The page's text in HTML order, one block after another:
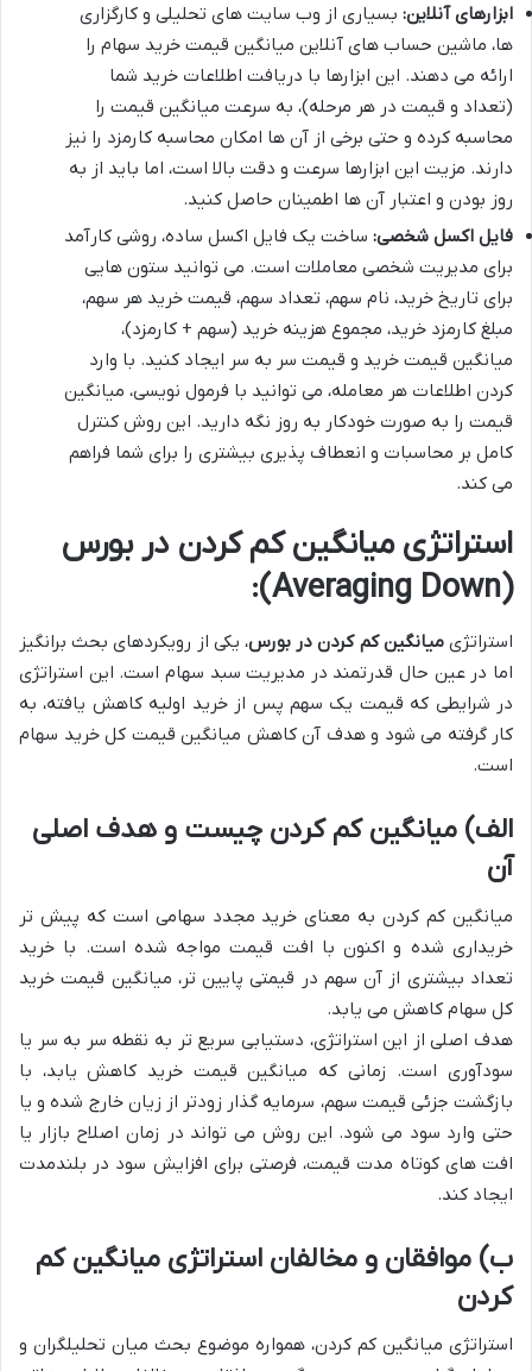
ابزارهای آنلاین: بسیاری از وب سایت های تحلیلی و کارگزاری
ها، ماشین حساب های آنلاین میانگین قیمت خرید سهام را
ارائه می دهند. این ابزارها با دریافت اطلاعات خرید شما
(تعداد و قیمت در هر مرحله)، به سرعت میانگین قیمت را
محاسبه کرده و حتی برخی از آن ها امکان محاسبه کارمزد را نیز
دارند. مزیت این ابزارها سرعت و دقت بالا است، اما باید از به
روز بودن و اعتبار آن ها اطمینان حاصل کنید.
فایل اکسل شخصی: ساخت یک فایل اکسل ساده، روشی کارآمد
برای مدیریت شخصی معاملات است. می توانید ستون هایی
برای تاریخ خرید، نام سهم، تعداد سهم، قیمت خرید هر سهم،
مبلغ کارمزد خرید، مجموع هزینه خرید (سهم + کارمزد)،
میانگین قیمت خرید و قیمت سر به سر ایجاد کنید. با وارد
کردن اطلاعات هر معامله، می توانید با فرمول نویسی، میانگین
قیمت را به صورت خودکار به روز نگه دارید. این روش کنترل
کامل بر محاسبات و انعطاف پذیری بیشتری را برای شما فراهم
می کند.
استراتژی میانگین کم کردن در بورس
(Averaging Down):
استراتژیمیانگین کم کردن در بورس، یکی از رویکردهای بحث برانگیز
اما در عین حال قدرتمند در مدیریت سبد سهام است. این استراتژی
در شرایطی که قیمت یک سهم پس از خرید اولیه کاهش یافته، به
کار گرفته می شود و هدف آن کاهش میانگین قیمت کل خرید سهام
است.
الف) میانگین کم کردن چیست و هدف اصلی
آن
میانگین کم کردن به معنای خرید مجدد سهامی است که پیش تر
خریداری شده و اکنون با افت قیمت مواجه شده است. با خرید
تعداد بیشتری از آن سهم در قیمتی پایین تر، میانگین قیمت خرید
کل سهام کاهش می یابد.
هدف اصلی از این استراتژی، دستیابی سریع تر به نقطه سر به سر یا
سودآوری است. زمانی که میانگین قیمت خرید کاهش یابد، با
بازگشت جزئی قیمت سهم، سرمایه گذار زودتر از زیان خارج شده و یا
حتی وارد سود می شود. این روش می تواند در زمان اصلاح بازار یا
افت های کوتاه مدت قیمت، فرصتی برای افزایش سود در بلندمدت
ایجاد کند.
ب) موافقان و مخالفان استراتژی میانگین کم
کردن
استراتژی میانگین کم کردن، همواره موضوع بحث میان تحلیلگران و